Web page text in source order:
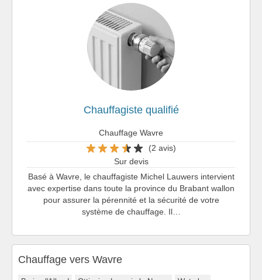
Chauffagiste qualifié
Chauffage Wavre
(2 avis)
Sur devis
Basé à Wavre, le chauffagiste Michel Lauwers intervient
avec expertise dans toute la province du Brabant wallon
pour assurer la pérennité et la sécurité de votre
système de chauffage. Il…
Chauffage vers Wavre